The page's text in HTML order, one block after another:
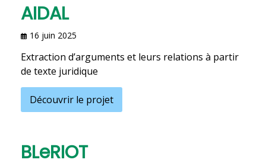
AIDAL
16 juin 2025
Extraction d’arguments et leurs relations à partir
de texte juridique
Découvrir le projet
BLeRIOT